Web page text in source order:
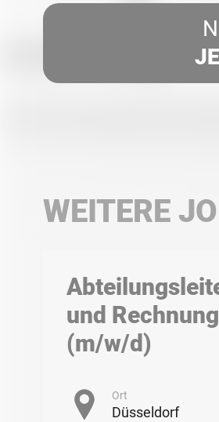
WEITERE
und
(m/w/d)
Ort
Düsseldorf